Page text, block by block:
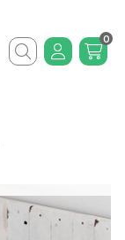
Buscar
0